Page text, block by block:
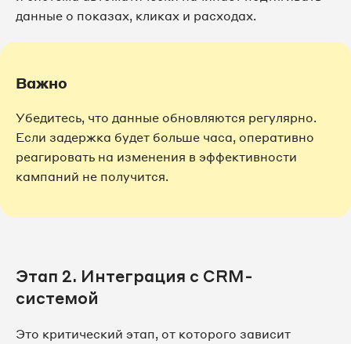
данные о показах, кликах и расходах.
Важно
Убедитесь, что данные обновляются регулярно.
Если задержка будет больше часа, оперативно
реагировать на изменения в эффективности
кампаний не получится.
Этап 2. Интеграция с CRM-
системой
Это критический этап, от которого зависит